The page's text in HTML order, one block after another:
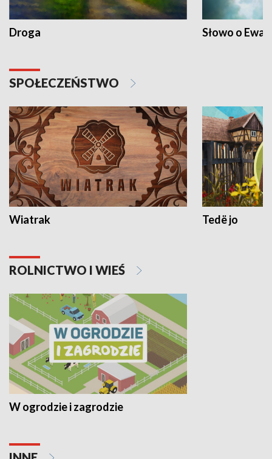
Droga Słowo o
SPOŁECZEŃSTWO
Wiatrak Tedë jo
ROLNICTWO I WIEŚ
W ogrodzie i zagrodzie